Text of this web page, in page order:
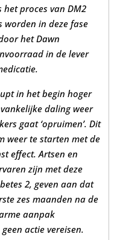
proces van DM2
worden in deze fase
het Dawn
in de lever
in het begin hoger
daling weer
gaat ‘opruimen’. Dit
weer te starten met de
effect. Artsen en
zijn met deze
2, geven aan dat
zes maanden na de
aanpak
actie vereisen.